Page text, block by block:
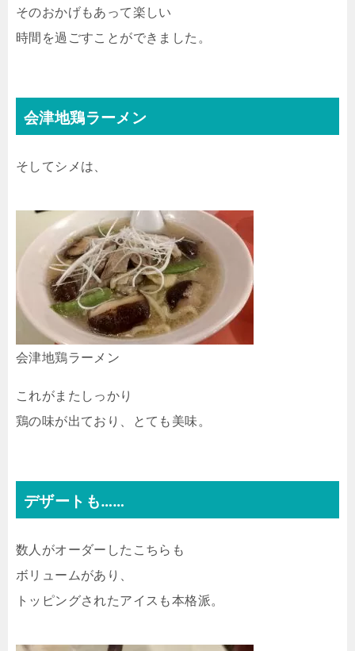
そのおかげもあって楽しい
時間を過ごすことができました。
会津地鶏ラーメン
そしてシメは、
会津地鶏ラーメン
これがまたしっかり
鶏の味が出ており、とても美味。
デザートも……
数人がオーダーしたこちらも
ボリュームがあり、
トッピングされたアイスも本格派。